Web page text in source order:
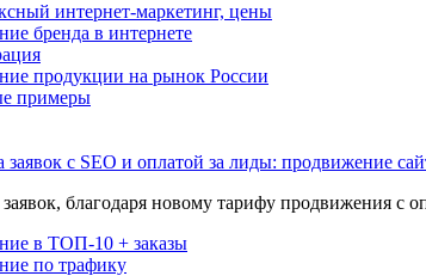
интернет-маркетинг, цены
бренда в интернете
продукции на рынок России
примеры
заявок с SEO и оплатой за лиды: продвижение
благодаря новому тарифу продвижения с
в ТОП-10 + заказы
по трафику